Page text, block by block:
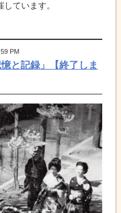
ています。
PM
と記録」【終了しま